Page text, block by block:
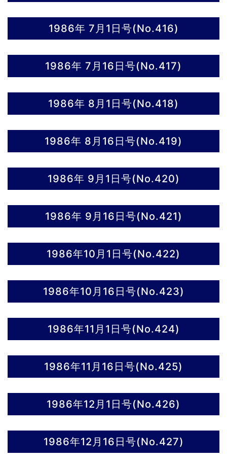
1986年 7月1日号(No.416)
1986年 7月16日号(No.417)
1986年 8月1日号(No.418)
1986年 8月16日号(No.419)
1986年 9月1日号(No.420)
1986年 9月16日号(No.421)
1986年10月1日号(No.422)
1986年10月16日号(No.423)
1986年11月1日号(No.424)
1986年11月16日号(No.425)
1986年12月1日号(No.426)
1986年12月16日号(No.427)